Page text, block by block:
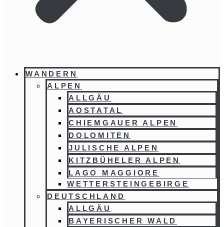
WANDERN
ALPEN
ALLGÄU
AOSTATAL
CHIEMGAUER ALPEN
DOLOMITEN
JULISCHE ALPEN
KITZBÜHELER ALPEN
LAGO MAGGIORE
WETTERSTEINGEBIRGE
DEUTSCHLAND
ALLGÄU
BAYERISCHER WALD